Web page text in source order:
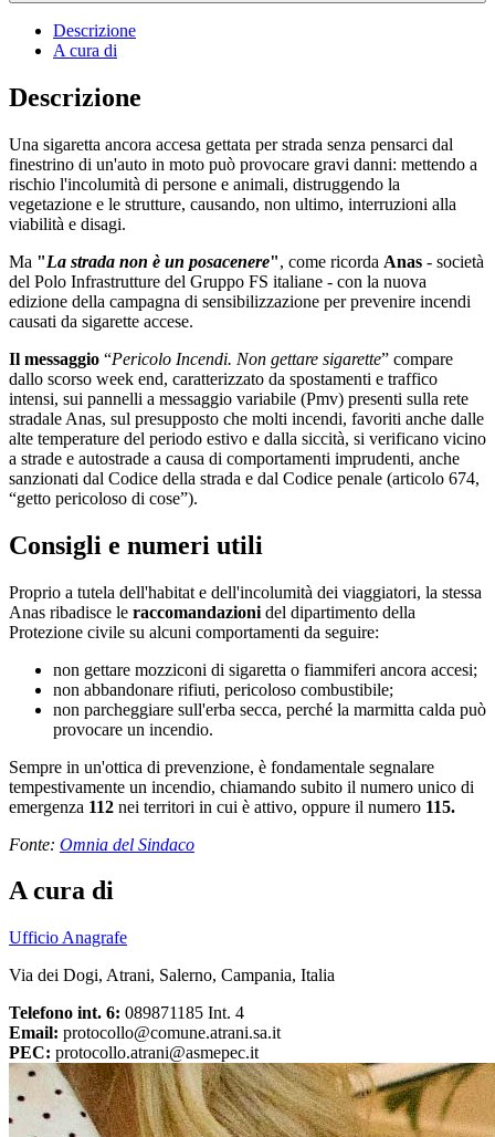
Descrizione
A cura di
Descrizione
Una sigaretta ancora accesa gettata per strada senza pensarci dal
finestrino di un'auto in moto può provocare gravi danni: mettendo a
rischio l'incolumità di persone e animali, distruggendo la
vegetazione e le strutture, causando, non ultimo, interruzioni alla
viabilità e disagi.
Ma "La strada non è un posacenere", come ricorda Anas - società
del Polo Infrastrutture del Gruppo FS italiane - con la nuova
edizione della campagna di sensibilizzazione per prevenire incendi
causati da sigarette accese.
Il messaggio “Pericolo Incendi. Non gettare sigarette” compare
dallo scorso week end, caratterizzato da spostamenti e traffico
intensi, sui pannelli a messaggio variabile (Pmv) presenti sulla rete
stradale Anas, sul presupposto che molti incendi, favoriti anche dalle
alte temperature del periodo estivo e dalla siccità, si verificano vicino
a strade e autostrade a causa di comportamenti imprudenti, anche
sanzionati dal Codice della strada e dal Codice penale (articolo 674,
“getto pericoloso di cose”).
Consigli e numeri utili
Proprio a tutela dell'habitat e dell'incolumità dei viaggiatori, la stessa
Anas ribadisce le raccomandazioni del dipartimento della
Protezione civile su alcuni comportamenti da seguire:
non gettare mozziconi di sigaretta o fiammiferi ancora accesi;
non abbandonare rifiuti, pericoloso combustibile;
non parcheggiare sull'erba secca, perché la marmitta calda può
provocare un incendio.
Sempre in un'ottica di prevenzione, è fondamentale segnalare
tempestivamente un incendio, chiamando subito il numero unico di
emergenza 112 nei territori in cui è attivo, oppure il numero 115.
Fonte: Omnia del Sindaco
A cura di
Ufficio Anagrafe
Via dei Dogi, Atrani, Salerno, Campania, Italia
Telefono int. 6: 089871185 Int. 4
Email: protocollo@comune.atrani.sa.it
PEC: protocollo.atrani@asmepec.it